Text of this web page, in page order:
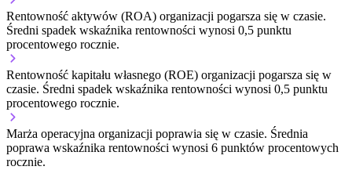
Rentowność aktywów (ROA) organizacji pogarsza się w czasie.
Średni spadek wskaźnika rentowności wynosi 0,5 punktu
procentowego rocznie.
Rentowność kapitału własnego (ROE) organizacji pogarsza się w
czasie. Średni spadek wskaźnika rentowności wynosi 0,5 punktu
procentowego rocznie.
Marża operacyjna organizacji poprawia się w czasie. Średnia
poprawa wskaźnika rentowności wynosi 6 punktów procentowych
rocznie.